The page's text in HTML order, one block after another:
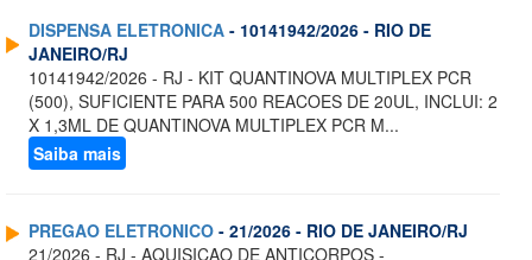
DISPENSA ELETRONICA - 10141942/2026 - RIO DE
JANEIRO/RJ
10141942/2026 - RJ - KIT QUANTINOVA MULTIPLEX PCR
(500), SUFICIENTE PARA 500 REACOES DE 20UL, INCLUI: 2
X 1,3ML DE QUANTINOVA MULTIPLEX PCR M...
Saiba mais
PREGAO ELETRONICO - 21/2026 - RIO DE JANEIRO/RJ
21/2026 - RJ - AQUISICAO DE ANTICORPOS -